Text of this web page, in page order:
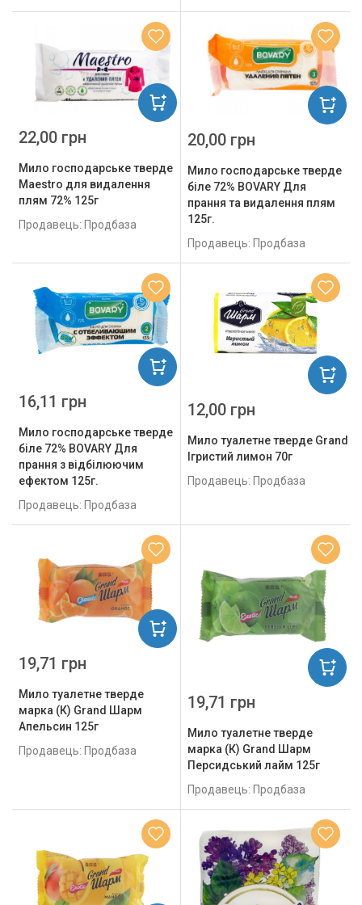
Мило господарське тверде
Maestro для видалення
плям 72% 125г
Продавець: Продбаза
22,00 грн
Мило господарське тверде
біле 72% BOVARY Для
прання та видалення плям
125г.
Продавець: Продбаза
20,00 грн
Мило господарське тверде
біле 72% BOVARY Для
прання з відбілюючим
ефектом 125г.
Продавець: Продбаза
16,11 грн
Мило туалетне тверде Grand
Ігристий лимон 70г
Продавець: Продбаза
12,00 грн
Мило туалетне тверде
марка (К) Grand Шарм
Апельсин 125г
Продавець: Продбаза
19,71 грн
Мило туалетне тверде
марка (К) Grand Шарм
Персидський лайм 125г
Продавець: Продбаза
19,71 грн